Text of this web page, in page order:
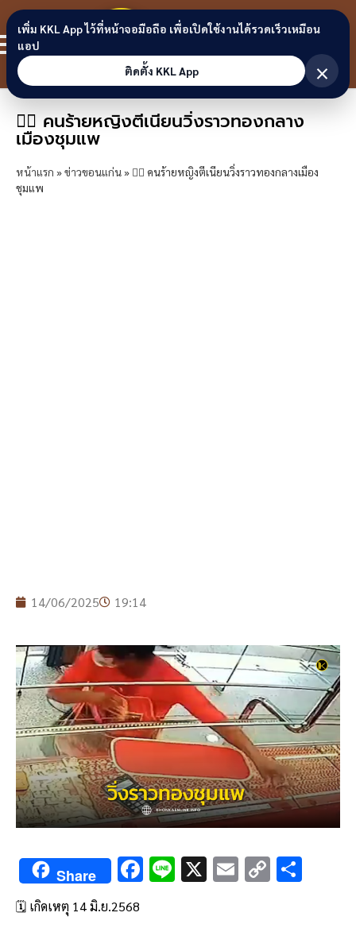
Skip to content
ขอนแก่น
ลิงก์
🏃‍♀️ คนร้ายหญิงตีเนียนวิ่งราวทองกลาง
เมืองชุมแพ
หน้าแรก »ข่าวขอนแก่น» 🏃‍♀️ คนร้ายหญิงตีเนียนวิ่งราวทองกลางเมือง
ชุมแพ
14/06/2025 19:14
Share F Li X E C
🗓️ เกิดเหตุ 14 มิ.ย.2568
เพิ่ม KKL App ไว้ที่หน้าจอมือถือ เพื่อเปิดใช้งานได้รวดเร็วเหมือน
แอป
ติดตั้ง KKL App
×